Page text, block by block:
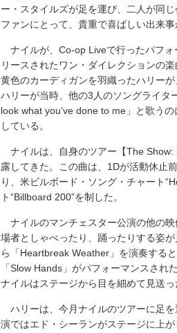
ー・スタイルズが足を運び、二人が同
ファンにとって、貴重で喜ばしい出来事
ナイルが、Co-op Liveで行ったパフォ
リースされたワン・ダイレクションの
黄色のカーディガンを羽織ったハリー
ハリーが当時、他の3人のソングライタ
look what you’ve done to me」と歌う
している。
ナイルは、自身のツアー【The Show:
露してきた。この曲は、1Dが活動休止
り、米ビルボード・ソング・チャート
ト“Billboard 200”を制した。
ナイルのマンチェスター公演の他の
場者としゃべったり、踊ったりする姿
ら「Heartbreak Weather」を演奏する
「Slow Hands」がパフォーマンスさ
ナイルはステージから目を細めて見送っ
ハリーは、今月ナイルのツアーに足
演ではエド・シーランがステージに上